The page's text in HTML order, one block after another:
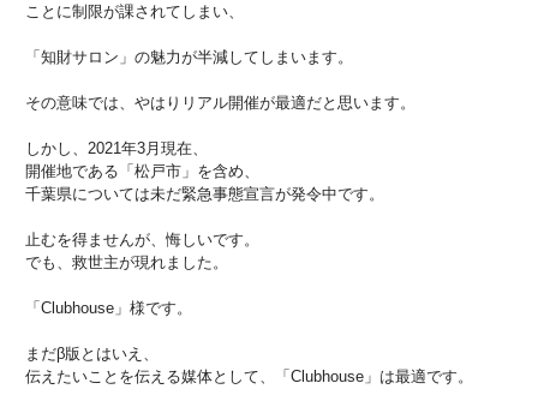
ことに制限が課されてしまい、
「知財サロン」の魅力が半減してしまいます。
その意味では、やはりリアル開催が最適だと思います。
しかし、2021年3月現在、
開催地である「松戸市」を含め、
千葉県については未だ緊急事態宣言が発令中です。
止むを得ませんが、悔しいです。
でも、救世主が現れました。
「Clubhouse」様です。
まだβ版とはいえ、
伝えたいことを伝える媒体として、「Clubhouse」は最適です。